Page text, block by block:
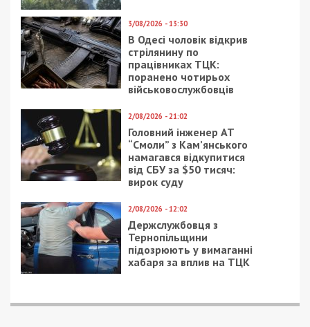
Мобілізація в Україні:
коли запрацює е-
кабінет
військовозобов’язаного
та чи будуть там
повістки
как сейчас выглядит
первый оружейный
магазин города: фото
Українці можуть
збільшити свої пенсії
на 11 тис. грн: що
потрібно зробити
Схема на 5 мільярдів:
БЕБ викрило мережу
нелегальних онлайн-
казино, яку створили
громадяни РФ та